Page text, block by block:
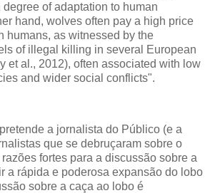
of adaptation to human
hand, wolves often pay a high price
humans, as witnessed by the
of illegal killing in several European
et al., 2012), often associated with low
and wider social conflicts".
a jornalista do Público (e a
que se debruçaram sobre o
fortes para a discussão sobre a
a rápida e poderosa expansão do lobo
sobre a caça ao lobo é